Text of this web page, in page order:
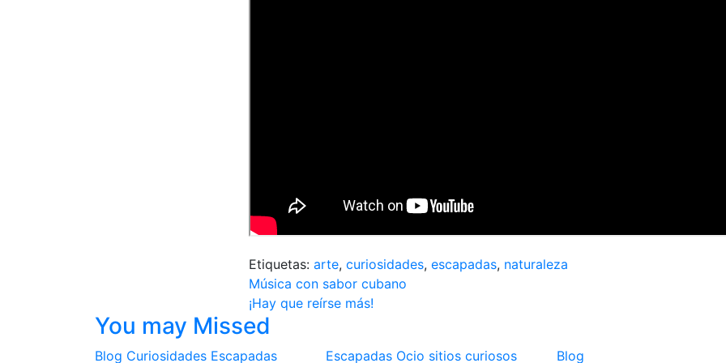
Etiquetas: arte, curiosidades, escapadas, naturaleza
Navegación
de
entradas
Música con sabor cubano
¡Hay que reírse más!
You may Missed
Blog Curiosidades Escapadas Escapadas Ocio sitios curiosos Blog